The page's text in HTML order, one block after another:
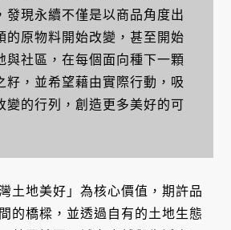
發現永續不僅是以商品角度出
的原物料開始改變，甚至開始
與社區，在每個面向種下一顆
籽，並希望藉由實際行動，吸
變的行列，創造更多美好的可
土地美好」為核心價值，期許品
的橋樑，並透過自有的土地生態